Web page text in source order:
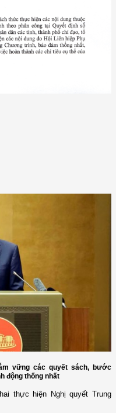
vững các quyết sách, bước
động thống nhất
thực hiện Nghị quyết Trung